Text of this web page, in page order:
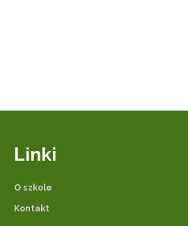
Linki
O szkole
Kontakt